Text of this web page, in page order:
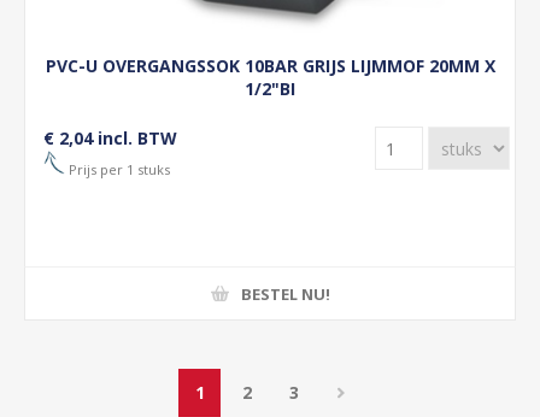
PVC-U OVERGANGSSOK 10BAR GRIJS LIJMMOF 20MM X
1/2"BI
€ 2,04 incl. BTW
Prijs per 1 stuks
BESTEL NU!
1 2 3